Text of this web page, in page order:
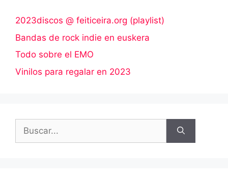
2023discos @ feiticeira.org (playlist)
Bandas de rock indie en euskera
Todo sobre el EMO
Vinilos para regalar en 2023